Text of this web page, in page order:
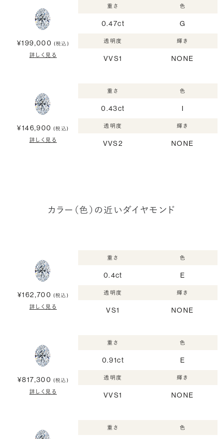
¥199,000 (税込)
詳しく見る
重さ
0.47ct
色
G
透明度
VVS1
輝き
NONE
¥146,900 (税込)
詳しく見る
重さ
0.43ct
色
I
透明度
VVS2
輝き
NONE
カラー（色）の近いダイヤモンド
¥162,700 (税込)
詳しく見る
重さ
0.4ct
色
E
透明度
VS1
輝き
NONE
¥817,300 (税込)
詳しく見る
重さ
0.91ct
色
E
透明度
VVS1
輝き
NONE
重さ 色